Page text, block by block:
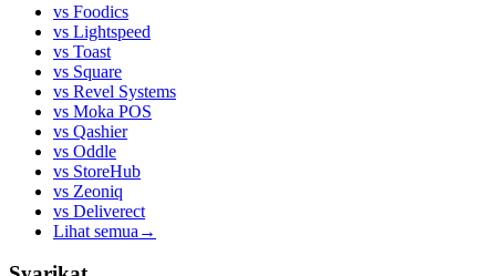
vs Foodics
vs Lightspeed
vs Toast
vs Square
vs Revel Systems
vs Moka POS
vs Qashier
vs Oddle
vs StoreHub
vs Zeoniq
vs Deliverect
Lihat semua →